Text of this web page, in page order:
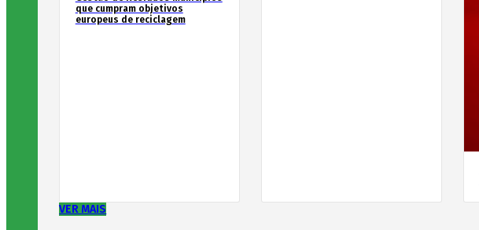
que cumpram objetivos
europeus de reciclagem
VER MAIS